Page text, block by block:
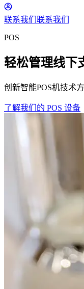
联系我们 联系我们
POS
轻松管理线下
创新智能POS机技术
了解我们的 POS 设备